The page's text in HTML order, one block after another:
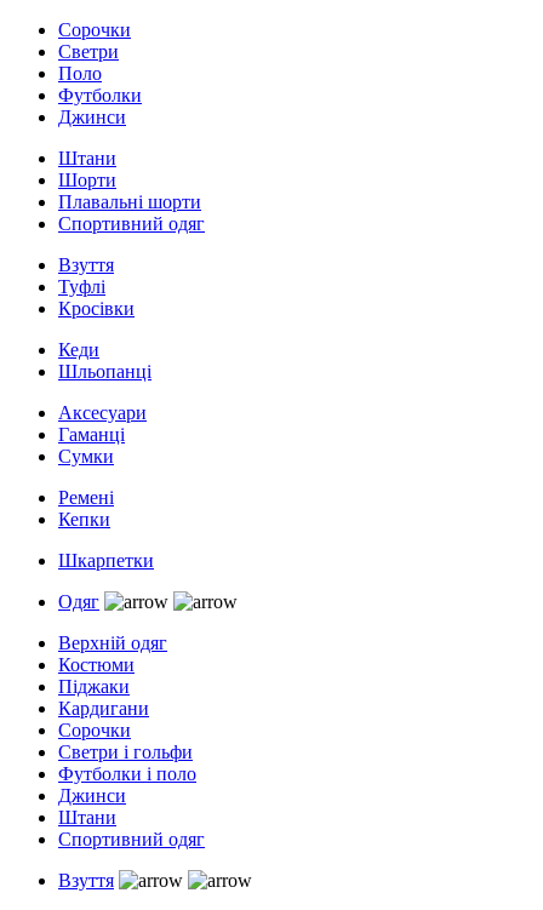
Сорочки
Светри
Поло
Футболки
Джинси
Штани
Шорти
Плавальні шорти
Спортивний одяг
Взуття
Туфлі
Кросівки
Кеди
Шльопанці
Аксесуари
Гаманці
Сумки
Ремені
Кепки
Шкарпетки
Одяг
Верхній одяг
Костюми
Піджаки
Кардигани
Сорочки
Светри і гольфи
Футболки і поло
Джинси
Штани
Спортивний одяг
Взуття